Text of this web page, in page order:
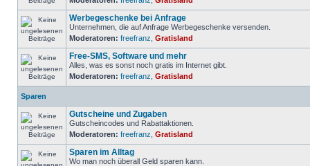
Werbegeschenke bei Anfrage
Unternehmen, die auf Anfrage Werbegeschenke versenden.
Moderatoren: freefranz Gratisland
Free-SMS, Software und mehr
Alles, was es sonst noch gratis im Internet gibt.
Moderatoren: freefranz Gratisland
Sparen
Gutscheine und Zugaben
Gutscheincodes und Rabattaktionen.
Moderatoren: freefranz Gratisland
Sparen im Alltag
Wo man noch überall Geld sparen kann.